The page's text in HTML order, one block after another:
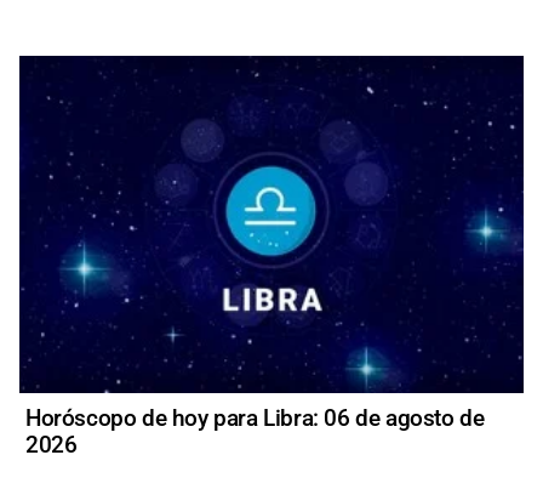
Horóscopo de hoy para Libra: 06 de agosto de
2026